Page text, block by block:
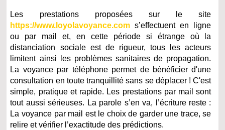
Les prestations proposées sur le site
https://www.loyolavoyance.com s’effectuent en ligne
ou par mail et, en cette période si étrange où la
distanciation sociale est de rigueur, tous les acteurs
limitent ainsi les problèmes sanitaires de propagation.
La voyance par téléphone permet de bénéficier d'une
consultation en toute tranquillité sans se déplacer ! C'est
simple, pratique et rapide. Les prestations par mail sont
tout aussi sérieuses. La parole s’en va, l’écriture reste :
La voyance par mail est le choix de garder une trace, se
relire et vérifier l’exactitude des prédictions.